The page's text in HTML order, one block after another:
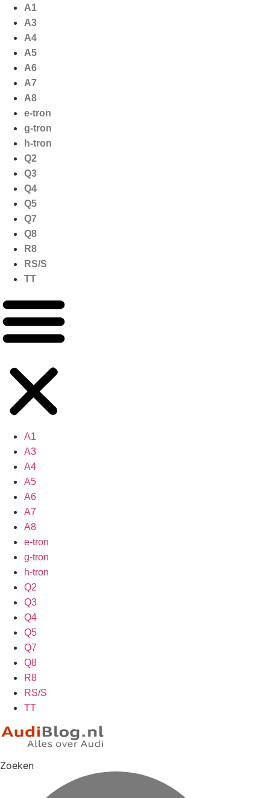
naar
inhoud
A1
A3
A4
A5
A6
A7
A8
e-tron
g-tron
h-tron
Q2
Q3
Q4
Q5
Q7
Q8
R8
RS/S
TT
A1
A3
A4
A5
A6
A7
A8
e-tron
g-tron
h-tron
Q2
Q3
Q4
Q5
Q7
Q8
R8
RS/S
TT
Zoeken